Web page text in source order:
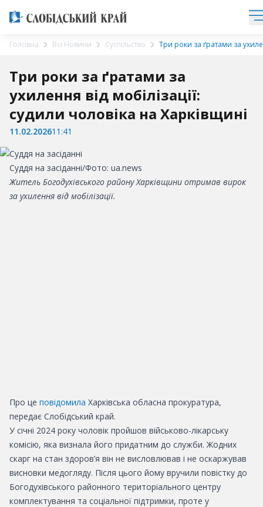
Головна Всі Новини Суспільство Три роки за ґратами за
Три роки за ґратами за
ухилення від мобілізації:
судили чоловіка на Харківщині
11.02.202611:41
Суддя на засіданні/Фото: ua.news
Житель Богодухівського району Харківщини отримав вирок
за ухилення від мобілізації.
Про це повідомила Харківська обласна прокуратура,
передає Слобідський край.
У січні 2024 року чоловік пройшов військово-лікарську
комісію, яка визнала його придатним до служби. Жодних
скарг на стан здоров’я він не висловлював і не оскаржував
висновки медогляду. Після цього йому вручили повістку до
Богодухівського районного територіального центру
комплектування та соціальної підтримки, проте у